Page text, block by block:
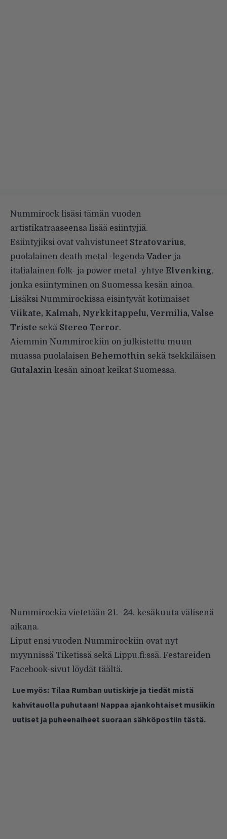
Nummirock lisäsi tämän vuoden
artistikatraaseensa lisää esiintyjiä.
Esiintyjiksi ovat vahvistuneet Stratovarius,
puolalainen death metal -legenda Vader ja
italialainen folk- ja power metal -yhtye Elvenking,
jonka esiintyminen on Suomessa kesän ainoa.
Lisäksi Nummirockissa eisintyvät kotimaiset
Viikate, Kalmah, Nyrkkitappelu, Vermilia, Valse
Triste sekä Stereo Terror.
Aiemmin Nummirockiin on julkistettu muun
muassa puolalaisen Behemothin sekä tsekkiläisen
Gutalaxin kesän ainoat keikat Suomessa.
Nummirockia vietetään 21.–24. kesäkuuta välisenä
aikana.
Liput ensi vuoden Nummirockiin ovat nyt
myynnissä Tiketissä sekä Lippu.fi:ssä. Festareiden
Facebook-sivut löydät täältä.
Lue myös: Tilaa Rumban uutiskirje ja tiedät mistä
kahvitauolla puhutaan! Nappaa ajankohtaiset musiikin
uutiset ja puheenaiheet suoraan sähköpostiin tästä.